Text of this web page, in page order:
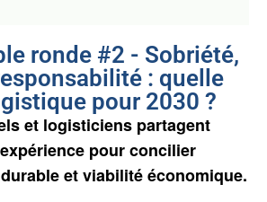
ronde #2 - Sobriété,
: quelle
pour 2030 ?
et logisticiens partagent
pour concilier
et viabilité économique.